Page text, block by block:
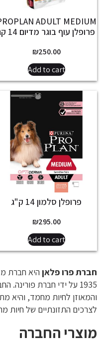
ADULT MEDIUM
פרופלן עוף בוגר מדיום 14 קג
₪250.00
Add to cart
פרופלן סלמון 14 ק"ג
₪295.00
Add to cart
חברת פרו פלאן היא חברת
1935 על ידי חברת
והמאוזן לחיות מחמד, והיא
לצרכים התזונתיים של חיות
מוצרי החברה